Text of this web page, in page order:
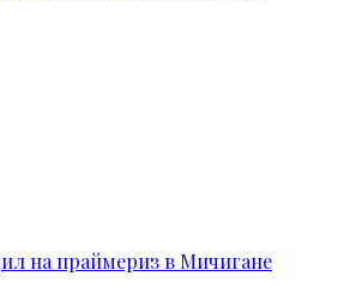
на праймериз в Мичигане